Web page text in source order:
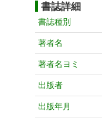
書誌詳細
書誌種別
著者名
著者名ヨミ
出版者
出版年月